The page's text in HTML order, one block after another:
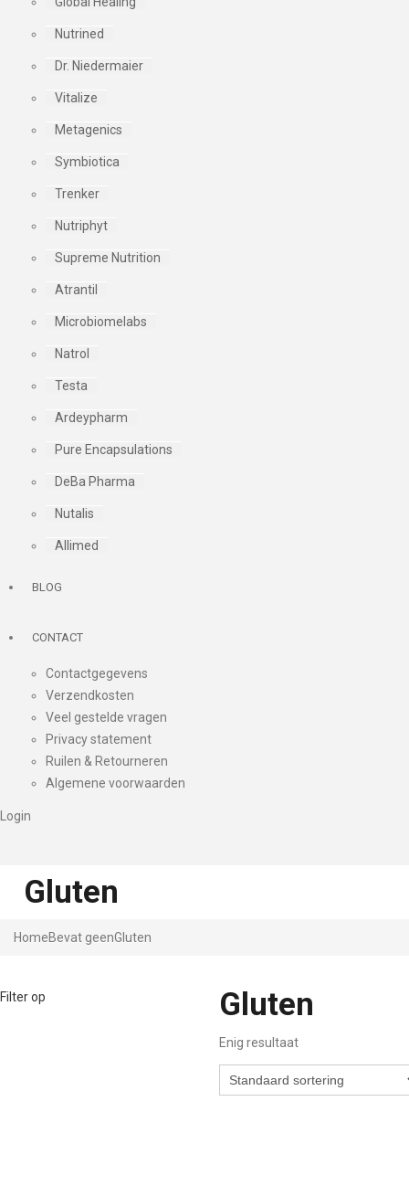
Nutrined
Dr. Niedermaier
Vitalize
Metagenics
Symbiotica
Trenker
Nutriphyt
Supreme Nutrition
Atrantil
Microbiomelabs
Natrol
Testa
Ardeypharm
Pure Encapsulations
DeBa Pharma
Nutalis
Allimed
BLOG
CONTACT
Contactgegevens
Verzendkosten
Veel gestelde vragen
Privacy statement
Ruilen & Retourneren
Algemene voorwaarden
Login
Gluten
HomeBevat geenGluten
Filter op Gluten
Enig resultaat